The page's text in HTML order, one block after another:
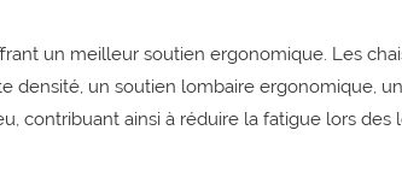
un meilleur soutien ergonomique. Les
densité, un soutien lombaire ergonomique,
contribuant ainsi à réduire la fatigue lors des